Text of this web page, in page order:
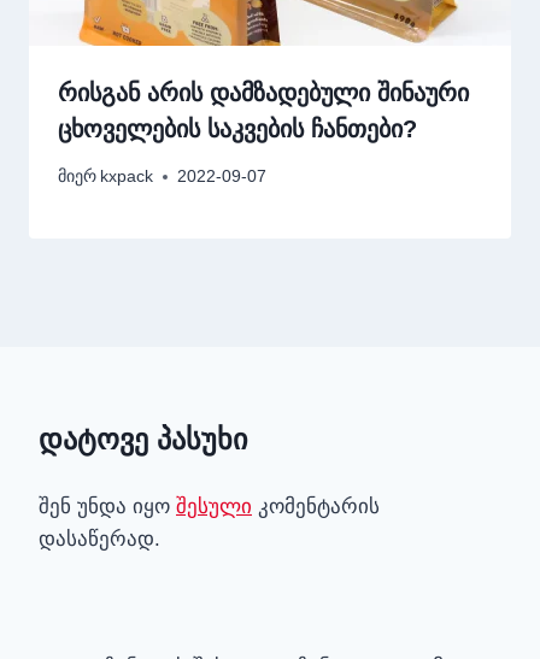
რისგან არის დამზადებული შინაური
ცხოველების საკვების ჩანთები?
მიერ kxpack 2022-09-07
დატოვე პასუხი
შენ უნდა იყო შესული კომენტარის
დასაწერად.